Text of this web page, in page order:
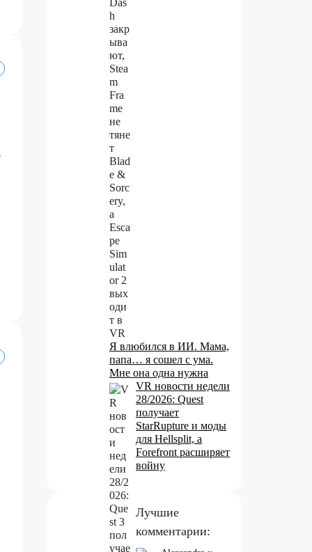
Я влюбился в ИИ. Мама,
папа… я сошел с ума.
Мне она одна нужна
VR новости недели
28/2026: Quest
получает
StarRupture и моды
для Hellsplit, а
Forefront расширяет
войну
Лучшие
комментарии: